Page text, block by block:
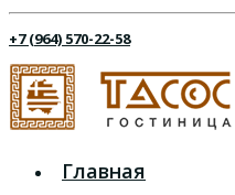
+7 (964) 570-22-58
Главная